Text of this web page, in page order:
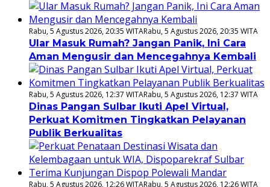
Rabu, 5 Agustus 2026, 20:35 WITARabu, 5 Agustus 2026, 20:35 WITA
Ular Masuk Rumah? Jangan Panik, Ini Cara
Aman Mengusir dan Mencegahnya Kembali
Rabu, 5 Agustus 2026, 12:37 WITARabu, 5 Agustus 2026, 12:37 WITA
Dinas Pangan Sulbar Ikuti Apel Virtual,
Perkuat Komitmen Tingkatkan Pelayanan
Publik Berkualitas
Rabu, 5 Agustus 2026, 12:26 WITARabu, 5 Agustus 2026, 12:26 WITA